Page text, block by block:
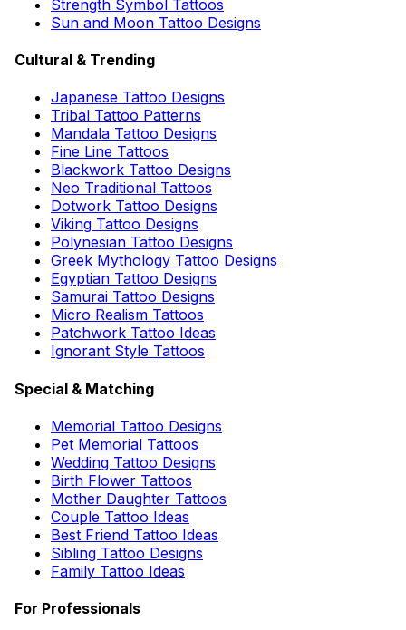
Strength Symbol Tattoos
Sun and Moon Tattoo Designs
Cultural & Trending
Japanese Tattoo Designs
Tribal Tattoo Patterns
Mandala Tattoo Designs
Fine Line Tattoos
Blackwork Tattoo Designs
Neo Traditional Tattoos
Dotwork Tattoo Designs
Viking Tattoo Designs
Polynesian Tattoo Designs
Greek Mythology Tattoo Designs
Egyptian Tattoo Designs
Samurai Tattoo Designs
Micro Realism Tattoos
Patchwork Tattoo Ideas
Ignorant Style Tattoos
Special & Matching
Memorial Tattoo Designs
Pet Memorial Tattoos
Wedding Tattoo Designs
Birth Flower Tattoos
Mother Daughter Tattoos
Couple Tattoo Ideas
Best Friend Tattoo Ideas
Sibling Tattoo Designs
Family Tattoo Ideas
For Professionals